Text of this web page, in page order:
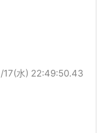
水) 22:49:50.43